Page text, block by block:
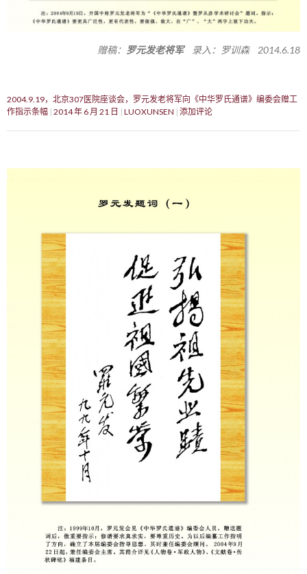
赠稿： 罗元发老将军录入：罗训森 2014.6.18
2004.9.19，北京307医院座谈会，罗元发老将军向《中华罗氏通谱》编委会赠工
作指示条幅 2014 年 6 月 21 日 LUOXUNSEN 添加评论